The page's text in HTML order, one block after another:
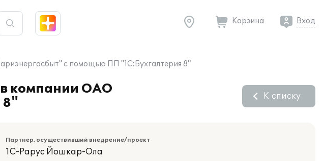
Корзина Вход
с помощью ПП "1С:Бухгалтерия 8"
в компании ОАО
8"
К списку
Партнер, осуществивший внедрение/проект
1С-Рарус Йошкар-Ола